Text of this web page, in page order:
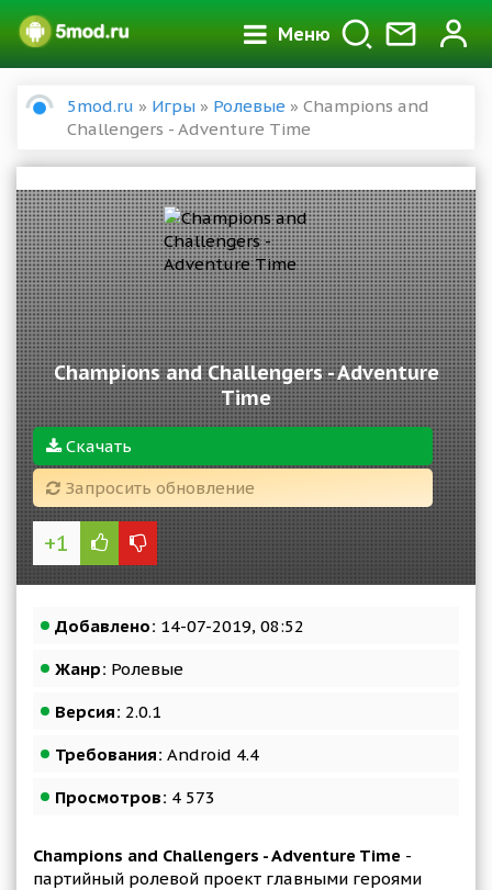
Меню
5mod.ru » Игры » Ролевые » Champions and
Challengers - Adventure Time
Champions and Challengers - Adventure
Time
Скачать
Запросить обновление
+1
Добавлено: 14-07-2019, 08:52
Жанр: Ролевые
Версия: 2.0.1
Требования: Android 4.4
Просмотров: 4 573
Champions and Challengers - Adventure Time -
партийный ролевой проект главными героями